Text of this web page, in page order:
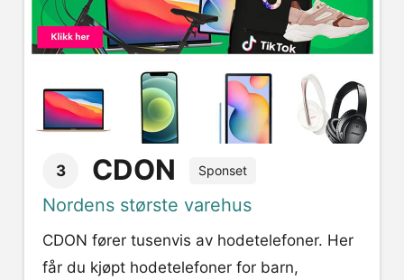
3 CDON Sponset
Nordens største varehus
CDON fører tusenvis av hodetelefoner. Her
får du kjøpt hodetelefoner for barn,